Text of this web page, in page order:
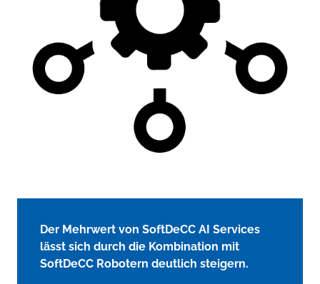
Der Mehrwert von SoftDeCC AI Services
lässt sich durch die Kombination mit
SoftDeCC Robotern deutlich steigern.